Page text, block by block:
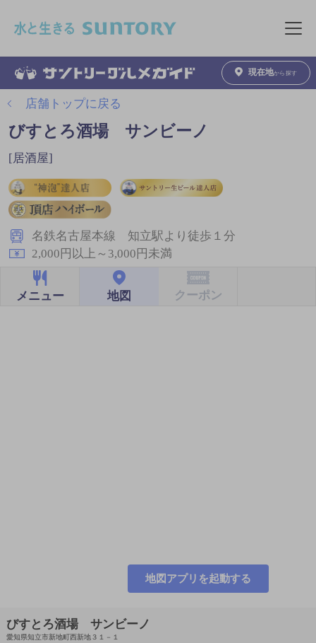
メニュ
現在地から探す
店舗トップに戻る
びすとろ酒場 サンビーノ
[居酒屋]
名鉄名古屋本線 知立駅より徒歩１分
2,000円以上～3,000円未満
メニュー 地図 クーポン
地図アプリを起動する
びすとろ酒場 サンビーノ
愛知県知立市新地町西新地３１－１